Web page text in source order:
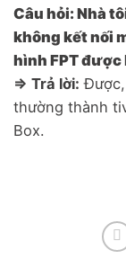
Câu hỏi: Nhà
không kết nối
hình FPT được
=> Trả lời:
thường thành
Box.